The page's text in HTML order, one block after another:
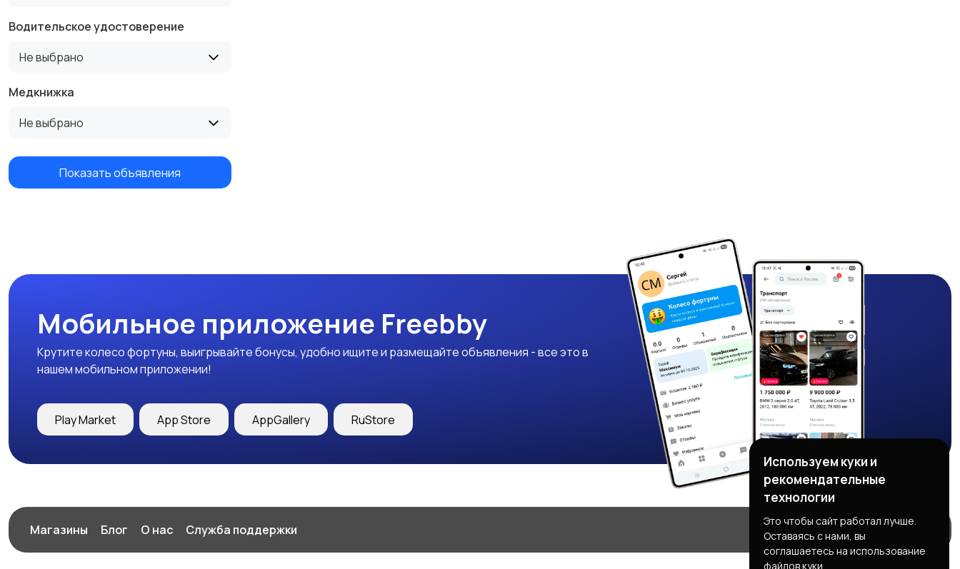
Водительское удостоверение
Не выбрано
Медкнижка
Не выбрано
Показать объявления
Мобильное приложение Freebby
Крутите колесо фортуны, выигрывайте бонусы, удобно ищите и размещайте объявления - все это в
нашем мобильном приложении!
Play Market App Store AppGallery RuStore
Магазины Блог О нас Служба поддержки
Используем куки и
рекомендательные
технологии
Это чтобы сайт работал лучше.
Оставаясь с нами, вы
соглашаетесь на использование
файлов куки.